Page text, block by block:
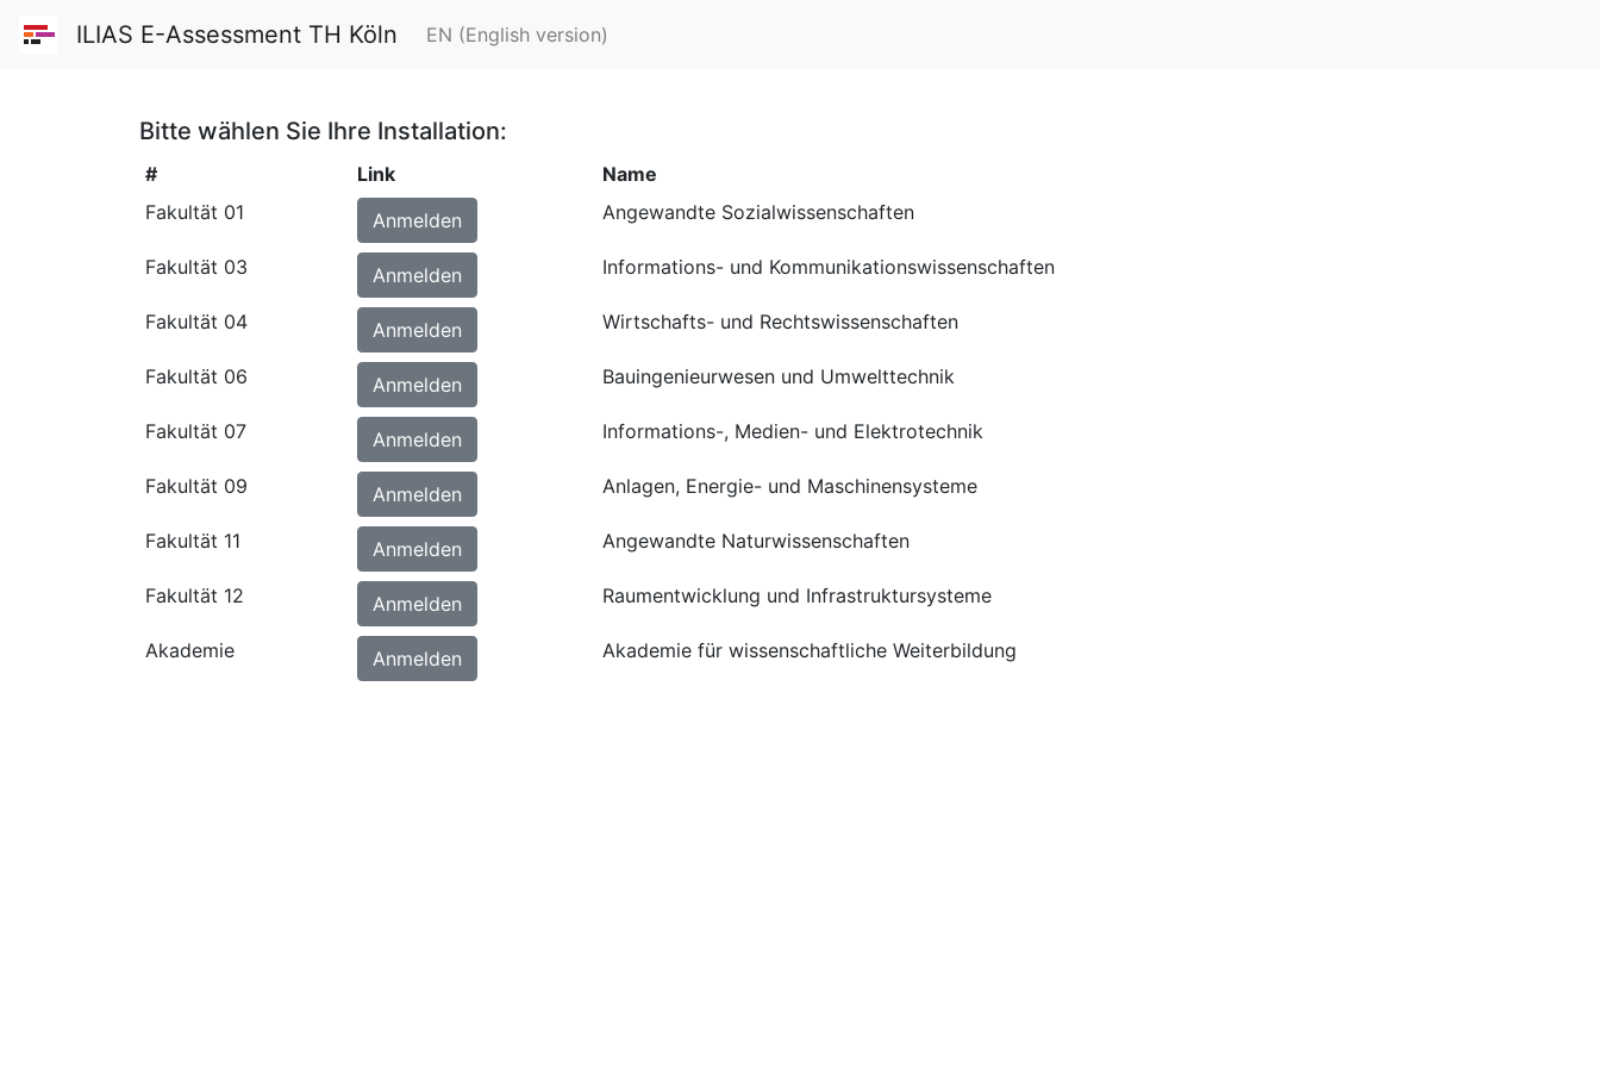
ILIAS E-Assessment TH Köln EN (English version)
Bitte wählen Sie Ihre Installation:
# Link
Name
Fakultät 01
Anmelden Angewandte Sozialwissenschaften
Fakultät 03 Anmelden Informations- und Kommunikationswissenschaften
Fakultät 04 Anmelden Wirtschafts- und Rechtswissenschaften
Fakultät 06 Anmelden Bauingenieurwesen und Umwelttechnik
Fakultät 07 Anmelden Informations-, Medien- und Elektrotechnik
Fakultät 09 Anmelden Anlagen, Energie- und Maschinensysteme
Fakultät 11 Anmelden Angewandte Naturwissenschaften
Fakultät 12 Anmelden Raumentwicklung und Infrastruktursysteme
Akademie Anmelden Akademie für wissenschaftliche Weiterbildung